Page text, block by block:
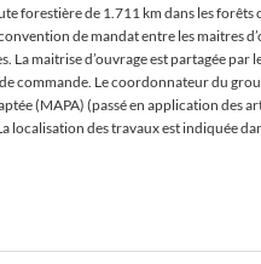
forestière de 1.711 km dans les forêts
de mandat entre les maitres
La maitrise d’ouvrage est partagée par
commande. Le coordonnateur du
(MAPA) (passé en application des
des travaux est indiquée